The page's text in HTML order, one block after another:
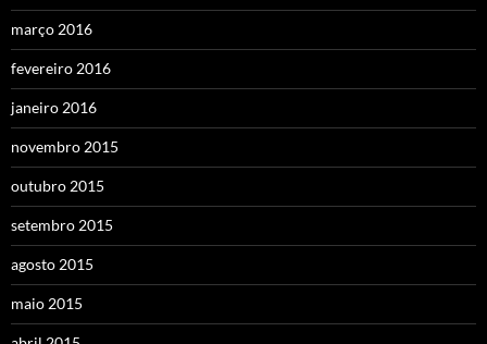
março 2016
fevereiro 2016
janeiro 2016
novembro 2015
outubro 2015
setembro 2015
agosto 2015
maio 2015